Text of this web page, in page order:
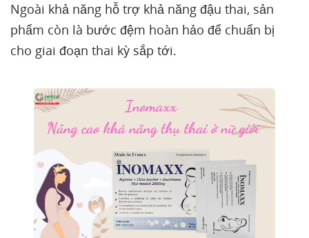
Ngoài khả năng hỗ trợ khả năng đậu thai, sản
phẩm còn là bước đệm hoàn hảo để chuẩn bị
cho giai đoạn thai kỳ sắp tới.